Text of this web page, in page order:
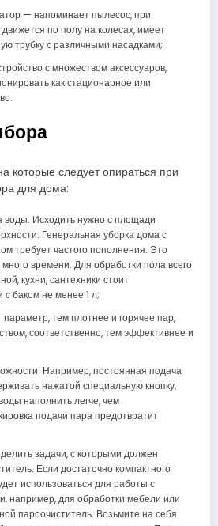
— напоминает пылесос, при
по полу на колесах, имеет
трубку с различными насадками;
с множеством аксессуаров,
как стационарное или
которые следует опираться при
для дома:
воды. Исходить нужно с площади
Генеральная уборка дома с
требует частого пополнения. Это
времени. Для обработки пола всего
кухни, сантехники стоит
баком не менее 1 л;
тем плотнее и горячее пар,
соответственно, тем эффективнее и
Например, постоянная подача
нажатой специальную кнопку,
наполнить легче, чем
подачи пара предотвратит
задачи, с которыми должен
Если достаточно компактного
использоваться для работы с
например, для обработки мебели или
пароочиститель. Возьмите на себя